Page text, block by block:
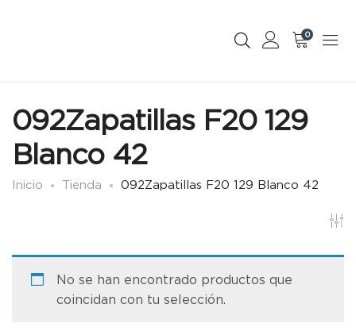
0
092Zapatillas F20 129
Blanco 42
Inicio Tienda 092Zapatillas F20 129 Blanco 42
No se han encontrado productos que
coincidan con tu selección.